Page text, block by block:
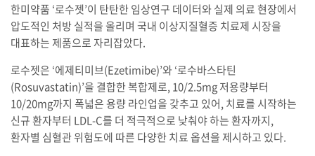
한미약품 ‘로수젯’이 탄탄한 임상연구 데이터와 실제 의료 현장에서
압도적인 처방 실적을 올리며 국내 이상지질혈증 치료제 시장을
대표하는 제품으로 자리잡았다.
로수젯은 ‘에제티미브(Ezetimibe)’와 ‘로수바스타틴
(Rosuvastatin)’을 결합한 복합제로, 10/2.5mg 저용량부터
10/20mg까지 폭넓은 용량 라인업을 갖추고 있어, 치료를 시작하는
신규 환자부터 LDL-C를 더 적극적으로 낮춰야 하는 환자까지,
환자별 심혈관 위험도에 따른 다양한 치료 옵션을 제시하고 있다.